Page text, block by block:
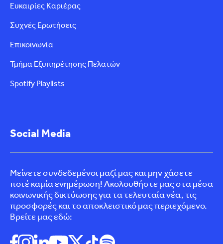
Ευκαιρίες Καριέρας
Συχνές Ερωτήσεις
Επικοινωνία
Τμήμα Εξυπηρέτησης Πελατών
Spotify Playlists
Social Media
Μείνετε συνδεδεμένοι μαζί μας και μην χάσετε
ποτέ καμία ενημέρωση! Ακολουθήστε μας στα μέσα
κοινωνικής δικτύωσης για τα τελευταία νέα, τις
προσφορές και το αποκλειστικό μας περιεχόμενο.
Βρείτε μας εδώ: